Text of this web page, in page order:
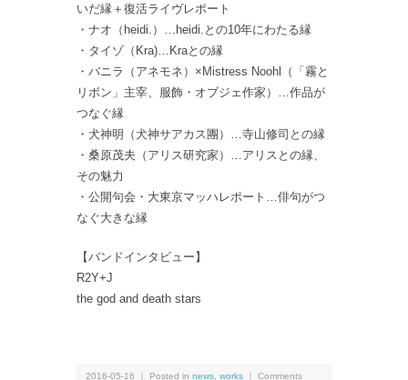
いだ縁＋復活ライヴレポート
・ナオ（heidi.）…heidi.との10年にわたる縁
・タイゾ（Kra)…Kraとの縁
・バニラ（アネモネ）×Mistress Noohl（「霧と
リボン」主宰、服飾・オブジェ作家）…作品が
つなぐ縁
・犬神明（犬神サアカス團）…寺山修司との縁
・桑原茂夫（アリス研究家）…アリスとの縁、
その魅力
・公開句会・大東京マッハレポート…俳句がつ
なぐ大きな縁
【バンドインタビュー】
R2Y+J
the god and death stars
2016-05-16 ｜ Posted in news works Comments